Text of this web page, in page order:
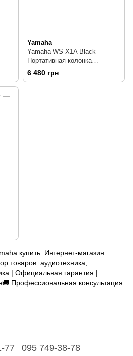
Yamaha
Yamaha WS-X1A Black —
Портативная колонка
Bluetooth 5.0, 10 Вт
6 480 грн
купить. Интернет-магазин
товаров: аудиотехника,
| Официальная гарантия |
Профессиональная консультация:
77 095 749-38-78